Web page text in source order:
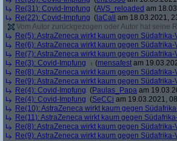
Re(31): Covid-Impfung (AVS_reloaded am
Re(22): Covid-Impfung ( laCall
am 18.03.2021,
Vom Autor zurückgezogen oder Autor hat seine
Re(5): AstraZeneca wirkt kaum gegen Südafrika-
Re(6): AstraZeneca wirkt kaum gegen Südafrika-
Re(7): AstraZeneca wirkt kaum gegen Südafrika-
Re(3): Covid-Impfung
(mensafest am
Re(8): AstraZeneca wirkt kaum gegen Südafrika-
Re(9): AstraZeneca wirkt kaum gegen Südafrika-
Re(4): Covid-Impfung (Paulas_Papa am
Re(4): Covid-Impfung (SeCCi am 19.03.2021,
Re(10): AstraZeneca wirkt kaum gegen
Re(11): AstraZeneca wirkt kaum gegen
Re(8): AstraZeneca wirkt kaum gegen Südafrika-
Re(9): AstraZeneca wirkt kaum gegen Südafrika-